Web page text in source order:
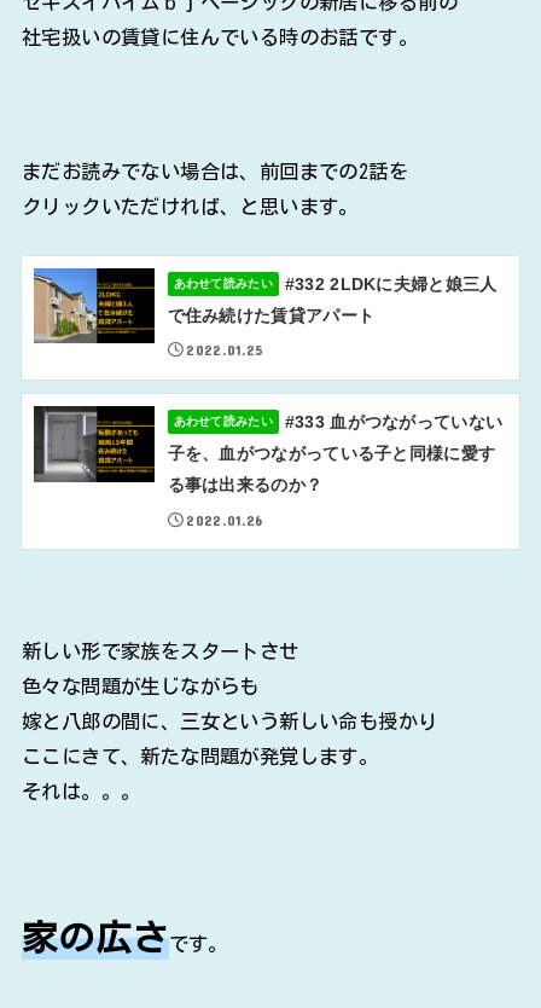
社宅扱いの賃貸に住んでいる時のお話です。
まだお読みでない場合は、前回までの2話を
クリックいただければ、と思います。
あわせて読みたい
#332 2LDKに夫婦と娘三人
で住み続けた賃貸アパート
2022.01.25
あわせて読みたい
#333 血がつながっていない
子を、血がつながっている子と同様に愛す
る事は出来るのか？
2022.01.26
新しい形で家族をスタートさせ
色々な問題が生じながらも
嫁と八郎の間に、三女という新しい命も授かり
ここにきて、新たな問題が発覚します。
それは。。。
家の広さです。